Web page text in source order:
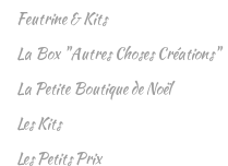
Feutrine & Kits
La Box "Autres Choses Créations"
La Petite Boutique de Noël
Les Kits
Les Petits Prix